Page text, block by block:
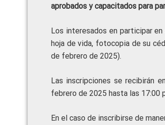
aprobados y capacitados para
Los interesados en participar en
hoja de vida, fotocopia de su
de febrero de 2025).
Las inscripciones se recibirán
febrero de 2025 hasta las 17:00
En el caso de inscribirse de